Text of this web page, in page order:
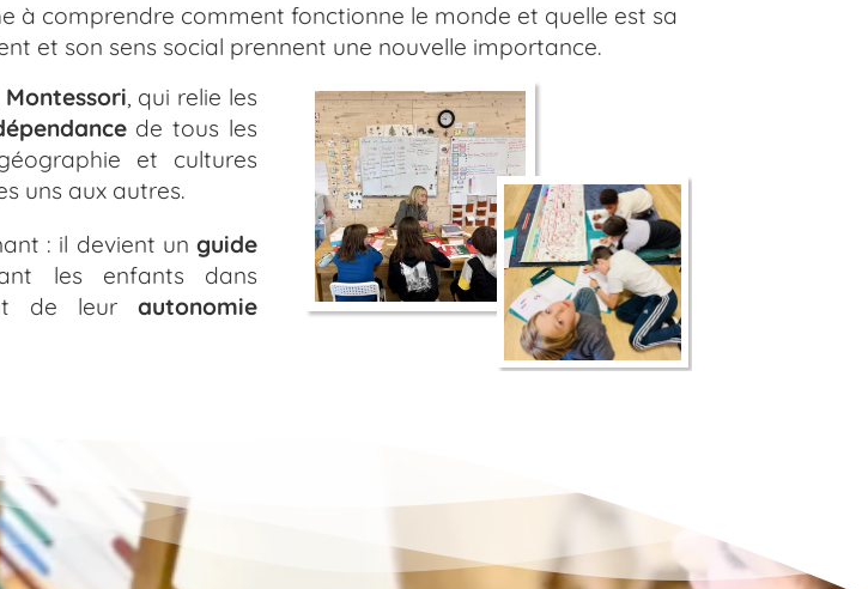
à comprendre comment fonctionne le monde et quelle est sa
et son sens social prennent une nouvelle importance.
, qui relie les
de tous les
et cultures
uns aux autres.
: il devient un guide
les enfants dans
de leur autonomie